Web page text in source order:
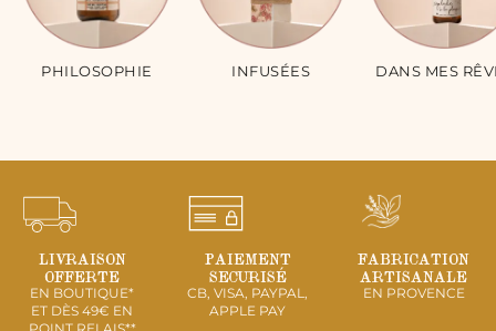
PHILOSOPHIE INFUSÉES DANS MES
LIVRAISON
OFFERTE
EN BOUTIQUE*
ET DÈS 49€ EN
PAIEMENT
SECURISÉ
CB, VISA, PAYPAL,
APPLE PAY
FABRICATION
ARTISANALE
EN PROVENCE